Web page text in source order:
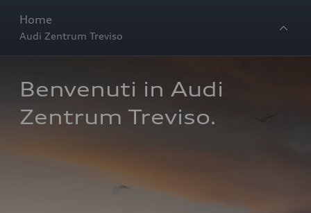
Home
Audi Zentrum Treviso
Benvenuti in Audi
Zentrum Treviso.